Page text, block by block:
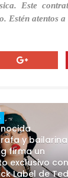
Este
Estén atentos
y bailarina
firma un
exclusivo con
Label de